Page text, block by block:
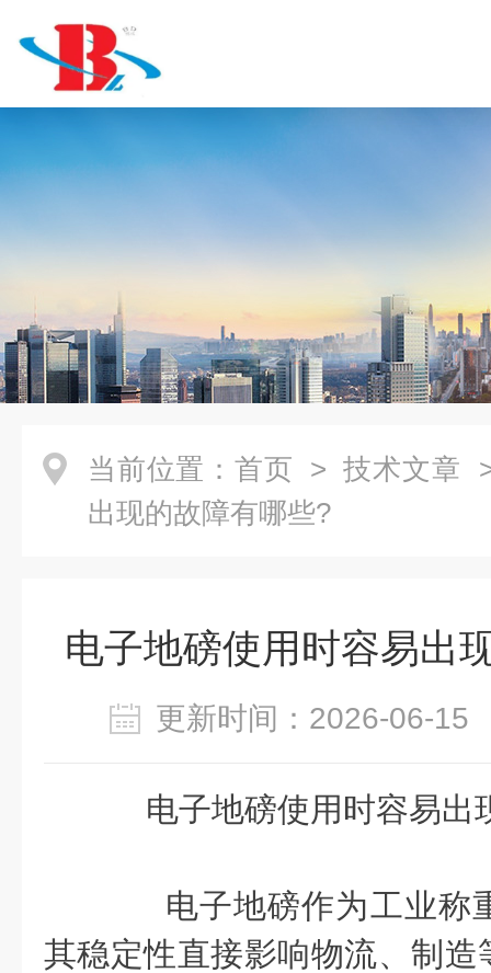
当前位置： 首页 > 技术文章
出现的故障有哪些?
电子地磅使用时容易出
更新时间：2026-06-
电子地磅使用时容易出
电子地磅作为工业称
其稳定性直接影响物流、制